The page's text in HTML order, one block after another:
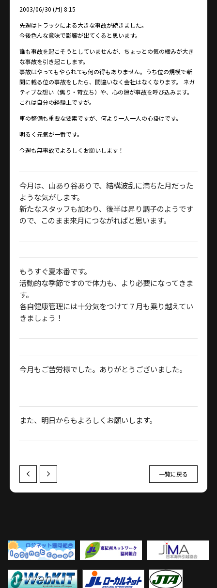
2003/06/30 (月) 8:15
先週はトラックによる大きな事故が続きました。
今後色んな意味で影響が出てくると思います。
誰も事故を起こそうとしていませんが、ちょっとの気の緩みが大き
な事故を引き起こします。
事故はやってもやられても何の得もありません。うち位の規模で新
聞に載る位の事故をしたら、間違いなく会社はなくなります。 ネガ
ティブな想い（焦り・苛立ち）や、心の隙が事故を呼び込みます。
これは自分の経験上ですが。
車の整備も重要な要素ですが、何より一人一人の心掛けです。
明るく元気が一番です。
今週も無事故でよろしくお願いします！
今月は、山あり谷ありで、結構波乱に満ちた月だった
ような気がします。
新たなスタッフも加わり、後半は昇り調子のようです
ので、このまま来月につながればと思います。
もうすぐ夏本番です。
活動的な季節ですので体力も、より必要になってきま
す。
各自健康管理には十分気をつけて７月も乗り越えてい
きましょう！
今月もご苦労様でした。ありがとうございました。
また、明日からもよろしくお願いします。
Prev Next 一覧に戻る